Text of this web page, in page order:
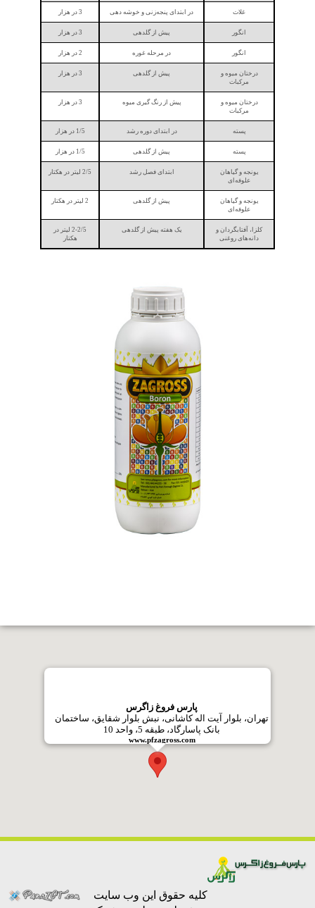
غلات در ابتدای پنجه‌زنی و خوشه دهی 3 در هزار
انگور پیش از گلدهی 3 در هزار
انگور در مرحله غوره 2 در هزار
درختان میوه و
مرکبات
پیش از گلدهی 3 در هزار
درختان میوه و
مرکبات
پیش از رنگ گیری میوه 3 در هزار
پسته در ابتدای دوره رشد 1/5 در هزار
پسته پیش از گلدهی 1/5 در هزار
یونجه و گیاهان
علوفه‌ای
ابتدای فصل رشد 2/5 لیتر در هکتار
یونجه و گیاهان
علوفه‌ای
پیش از گلدهی 2 لیتر در هکتار
کلزا، آفتابگردان و
دانه‌های روغنی
یک هفته پیش از گلدهی
2-2/5 لیتر در
هکتار
کلیه حقوق این وب سایت